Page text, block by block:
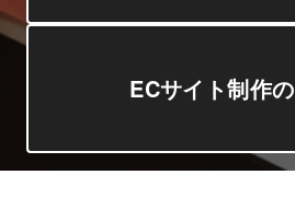
ECサイト制作の